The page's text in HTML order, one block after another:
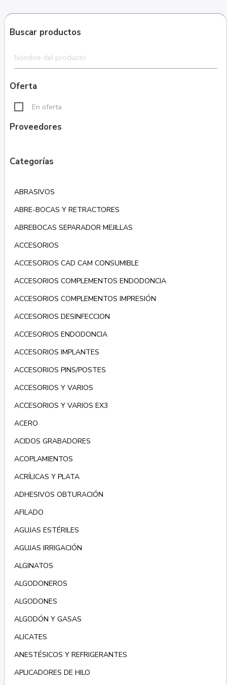
Buscar productos
Oferta
En oferta
Proveedores
Categorías
ABRASIVOS
ABRE-BOCAS Y RETRACTORES
ABREBOCAS SEPARADOR MEJILLAS
ACCESORIOS
ACCESORIOS CAD CAM CONSUMIBLE
ACCESORIOS COMPLEMENTOS ENDODONCIA
ACCESORIOS COMPLEMENTOS IMPRESIÓN
ACCESORIOS DESINFECCION
ACCESORIOS ENDODONCIA
ACCESORIOS IMPLANTES
ACCESORIOS PINS/POSTES
ACCESORIOS Y VARIOS
ACCESORIOS Y VARIOS EX3
ACERO
ACIDOS GRABADORES
ACOPLAMIENTOS
ACRÍLICAS Y PLATA
ADHESIVOS OBTURACIÓN
AFILADO
AGUJAS ESTÉRILES
AGUJAS IRRIGACIÓN
ALGINATOS
ALGODONEROS
ALGODONES
ALGODÓN Y GASAS
ALICATES
ANESTÉSICOS Y REFRIGERANTES
APLICADORES DE HILO